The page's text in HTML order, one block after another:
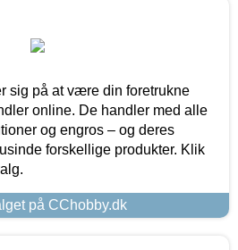
sig på at være din foretrukne
online. De handler med alle
og engros – og deres
forskellige produkter. Klik
på CChobby.dk